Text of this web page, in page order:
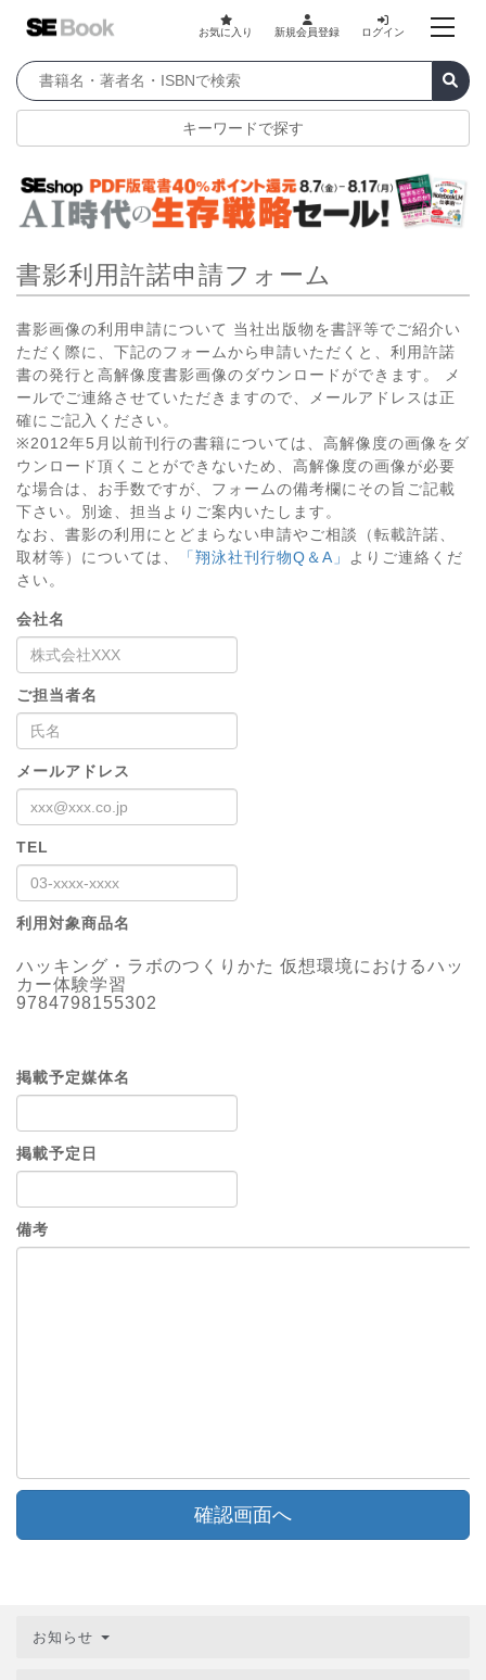
お気に入り 新規会員登録 ログイン
キーワードで探す
書影利用許諾申請フォーム
書影画像の利用申請について 当社出版物を書評等でご紹介い
ただく際に、下記のフォームから申請いただくと、利用許諾
書の発行と高解像度書影画像のダウンロードができます。 メ
ールでご連絡させていただきますので、メールアドレスは正
確にご記入ください。
※2012年5月以前刊行の書籍については、高解像度の画像をダ
ウンロード頂くことができないため、高解像度の画像が必要
な場合は、お手数ですが、フォームの備考欄にその旨ご記載
下さい。別途、担当よりご案内いたします。
なお、書影の利用にとどまらない申請やご相談（転載許諾、
取材等）については、
「翔泳社刊行物Q＆A」
よりご連絡くだ
さい。
会社名
ご担当者名
メールアドレス
TEL
利用対象商品名
ハッキング・ラボのつくりかた 仮想環境におけるハッ
カー体験学習
9784798155302
掲載予定媒体名
掲載予定日
備考
確認画面へ
お知らせ